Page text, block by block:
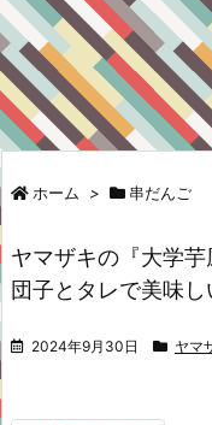
ホーム > 串だんご
ヤマザキの『大学
団子とタレで美味し
2024年9月30日 ヤマ